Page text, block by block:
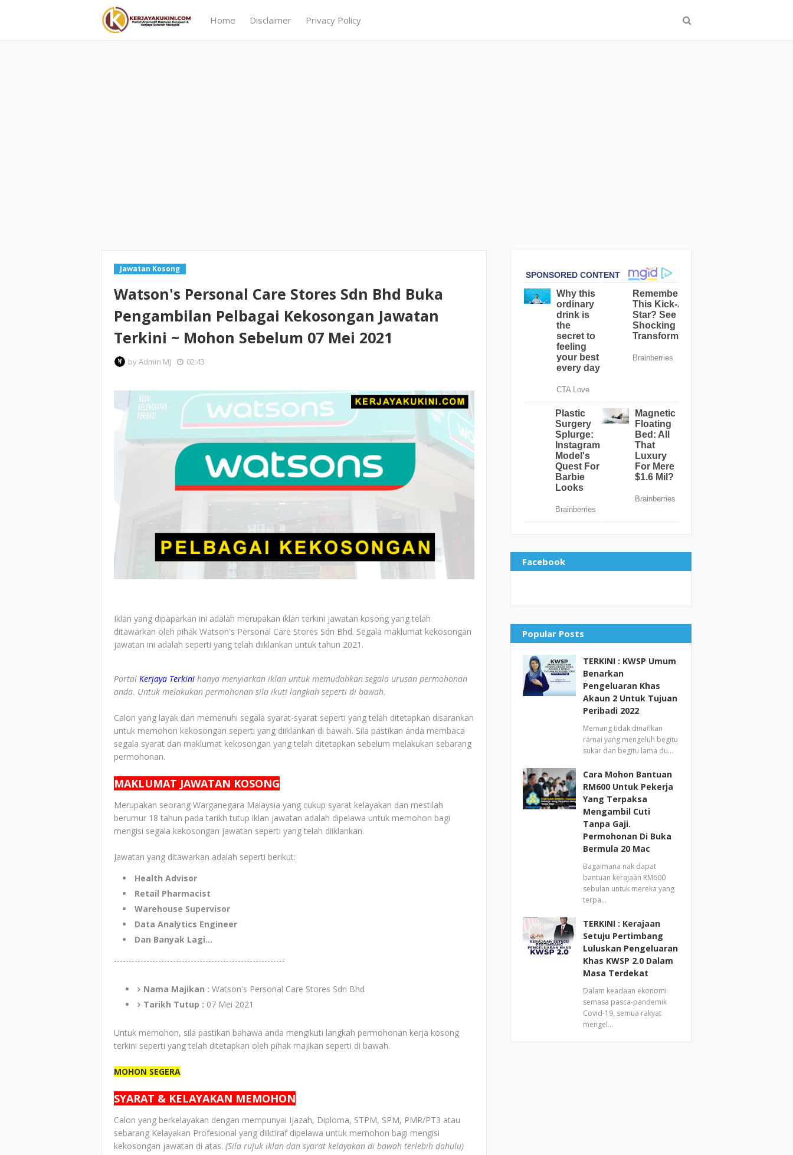
Home Disclaimer Privacy Policy
Jawatan Kosong
Watson's Personal Care Stores Sdn Bhd Buka
Pengambilan Pelbagai Kekosongan Jawatan
Terkini ~ Mohon Sebelum 07 Mei 2021
byAdmin MJ 02:43
Iklan yang dipaparkan ini adalah merupakan iklan terkini jawatan kosong yang telah
ditawarkan oleh pihak Watson's Personal Care Stores Sdn Bhd. Segala maklumat kekosongan
jawatan ini adalah seperti yang telah diiklankan untuk tahun 2021.
Portal Kerjaya Terkini hanya menyiarkan iklan untuk memudahkan segala urusan permohonan
anda. Untuk melakukan permohonan sila ikuti langkah seperti di bawah.
Calon yang layak dan memenuhi segala syarat-syarat seperti yang telah ditetapkan disarankan
untuk memohon kekosongan seperti yang diiklankan di bawah. Sila pastikan anda membaca
segala syarat dan maklumat kekosongan yang telah ditetapkan sebelum melakukan sebarang
permohonan.
MAKLUMAT JAWATAN KOSONG
Merupakan seorang Warganegara Malaysia yang cukup syarat kelayakan dan mestilah
berumur 18 tahun pada tarikh tutup iklan jawatan adalah dipelawa untuk memohon bagi
mengisi segala kekosongan jawatan seperti yang telah diiklankan.
Jawatan yang ditawarkan adalah seperti berikut:
Health Advisor
Retail Pharmacist
Warehouse Supervisor
Data Analytics Engineer
Dan Banyak Lagi...
----------------------------------------------------------
Nama Majikan : Watson's Personal Care Stores Sdn Bhd
Tarikh Tutup : 07 Mei 2021
Untuk memohon, sila pastikan bahawa anda mengikuti langkah permohonan kerja kosong
terkini seperti yang telah ditetapkan oleh pihak majikan seperti di bawah.
MOHON SEGERA
SYARAT & KELAYAKAN MEMOHON
Calon yang berkelayakan dengan mempunyai Ijazah, Diploma, STPM, SPM, PMR/PT3 atau
sebarang Kelayakan Profesional yang diiktiraf dipelawa untuk memohon bagi mengisi
kekosongan jawatan di atas. (Sila rujuk iklan dan syarat kelayakan di bawah terlebih dahulu)
Facebook
Popular Posts
TERKINI : KWSP Umum
Benarkan
Pengeluaran Khas
Akaun 2 Untuk Tujuan
Peribadi 2022
Memang tidak dinafikan
ramai yang mengeluh begitu
sukar dan begitu lama du…
Cara Mohon Bantuan
RM600 Untuk Pekerja
Yang Terpaksa
Mengambil Cuti
Tanpa Gaji.
Permohonan Di Buka
Bermula 20 Mac
Bagaimana nak dapat
bantuan kerajaan RM600
sebulan untuk mereka yang
terpa…
TERKINI : Kerajaan
Setuju Pertimbang
Luluskan Pengeluaran
Khas KWSP 2.0 Dalam
Masa Terdekat
Dalam keadaan ekonomi
semasa pasca-pandemik
Covid-19, semua rakyat
mengel…